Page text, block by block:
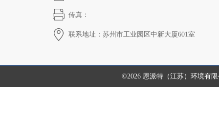
传真：
联系地址：苏州市工业园区中新大厦601室
©2026 恩派特（江苏）环境有